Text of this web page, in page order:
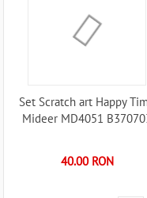
Set Scratch art Happy
Mideer MD4051
40.00 RON